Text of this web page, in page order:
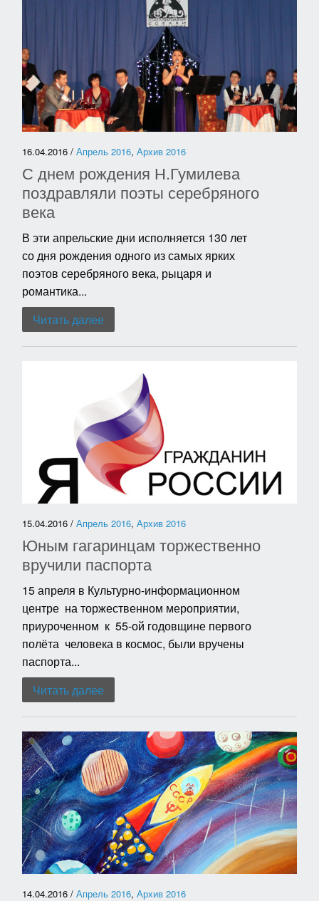
16.04.2016 / Апрель 2016, Архив 2016
С днем рождения Н.Гумилева
поздравляли поэты серебряного
века
В эти апрельские дни исполняется 130 лет
со дня рождения одного из самых ярких
поэтов серебряного века, рыцаря и
романтика...
Читать далее
15.04.2016 / Апрель 2016, Архив 2016
Юным гагаринцам торжественно
вручили паспорта
15 апреля в Культурно-информационном
центре на торжественном мероприятии,
приуроченном к 55-ой годовщине первого
полёта человека в космос, были вручены
паспорта...
Читать далее
14.04.2016 / Апрель 2016, Архив 2016